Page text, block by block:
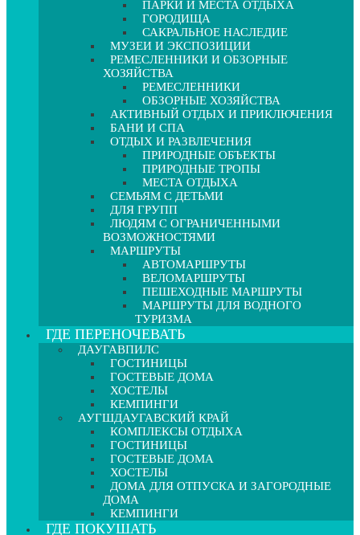
ПАРКИ И МЕСТА ОТДЫХА
ГОРОДИЩА
САКРАЛЬНОЕ НАСЛЕДИЕ
МУЗЕИ И ЭКСПОЗИЦИИ
РЕМЕСЛЕННИКИ И ОБЗОРНЫЕ
ХОЗЯЙСТВА
РЕМЕСЛЕННИКИ
ОБЗОРНЫЕ ХОЗЯЙСТВА
АКТИВНЫЙ ОТДЫХ И ПРИКЛЮЧЕНИЯ
БАНИ И СПА
ОТДЫХ И РАЗВЛЕЧЕНИЯ
ПРИРОДНЫЕ ОБЪЕКТЫ
ПРИРОДНЫЕ ТРОПЫ
МЕСТА ОТДЫХА
СЕМЬЯМ С ДЕТЬМИ
ДЛЯ ГРУПП
ЛЮДЯМ С ОГРАНИЧЕННЫМИ
ВОЗМОЖНОСТЯМИ
МАРШРУТЫ
АВТОМАРШРУТЫ
ВЕЛОМАРШРУТЫ
ПЕШЕХОДНЫЕ МАРШРУТЫ
МАРШРУТЫ ДЛЯ ВОДНОГО
ТУРИЗМА
ГДЕ ПЕРЕНОЧЕВАТЬ
ДАУГАВПИЛС
ГОСТИНИЦЫ
ГОСТЕВЫЕ ДОМА
ХОСТЕЛЫ
КЕМПИНГИ
АУГШДАУГАВСКИЙ КРАЙ
КОМПЛЕКСЫ ОТДЫХА
ГОСТИНИЦЫ
ГОСТЕВЫЕ ДОМА
ХОСТЕЛЫ
ДОМА ДЛЯ ОТПУСКА И ЗАГОРОДНЫЕ
ДОМА
КЕМПИНГИ
ГДЕ ПОКУШАТЬ